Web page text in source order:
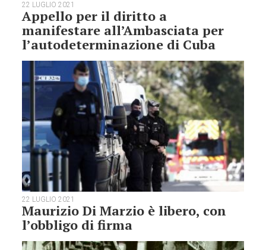
22 LUGLIO 2021
Appello per il diritto a
manifestare all’Ambasciata per
l’autodeterminazione di Cuba
22 LUGLIO 2021
Maurizio Di Marzio è libero, con
l’obbligo di firma